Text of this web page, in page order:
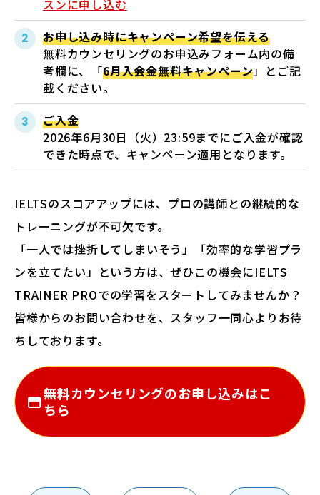
スンに申し込む
お申し込み時にキャンペーン希望を伝える
無料カウンセリングのお申込みフォーム内の備
考欄に、「6月入会金無料キャンペーン」とご記
載ください。
ご入金
2026年6月30日（火）23:59までにご入金が確認
できた時点で、キャンペーン適用となります。
IELTSのスコアアップには、プロの講師との継続的な
トレーニングが不可欠です。
「一人では挫折してしまいそう」「効率的な学習プラ
ンを立てたい」という方は、ぜひこの機会にIELTS
TRAINER PROでの学習をスタートしてみませんか？
皆様からのお問い合わせを、スタッフ一同心よりお待
ちしております。
無料カウンセリングのお申し込みはこ
ちら